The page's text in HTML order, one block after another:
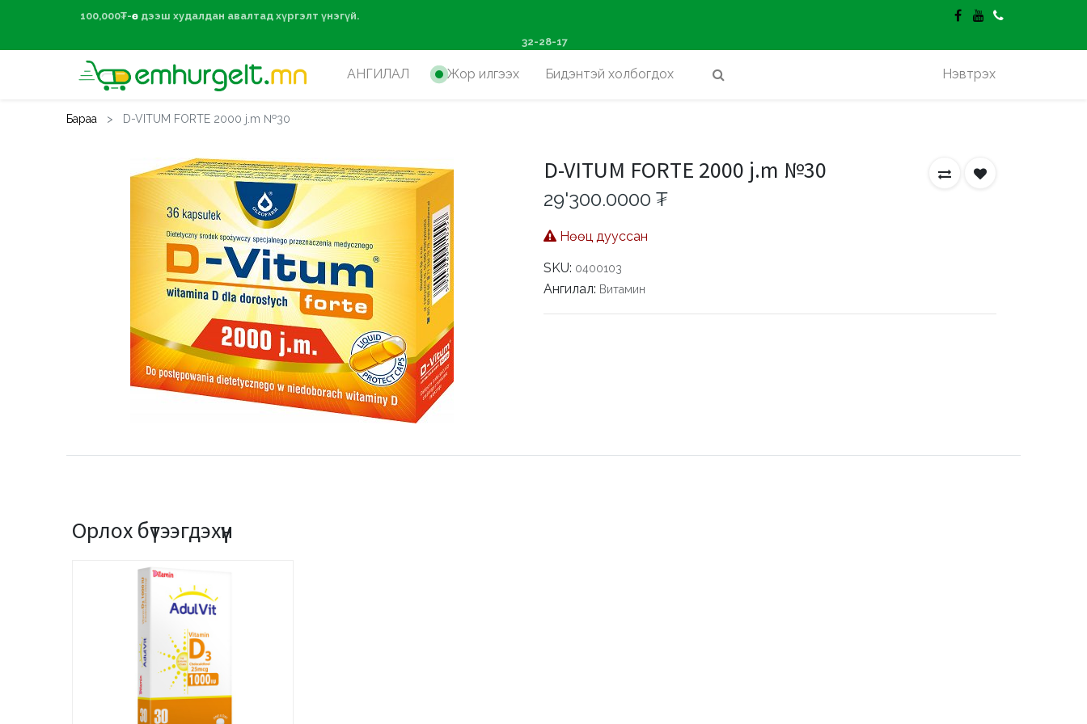
100,000₮-өөс дээш худалдан авалтад хүргэлт үнэгүй.
32-28-17
АНГИЛАЛ Жор илгээх Бидэнтэй холбогдох Нэвтрэх
Бараа D-VITUM FORTE 2000 j.m №30
D-VITUM FORTE 2000 j.m №30
29'300.0000 ₮
Нөөц дууссан
SKU: 0400103
Ангилал: Витамин
Орлох бүтээгдэхүүн